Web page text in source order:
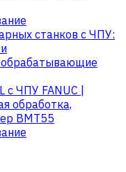
станков с ЧПУ:
обрабатывающие
с ЧПУ FANUC |
обработка,
BMT55